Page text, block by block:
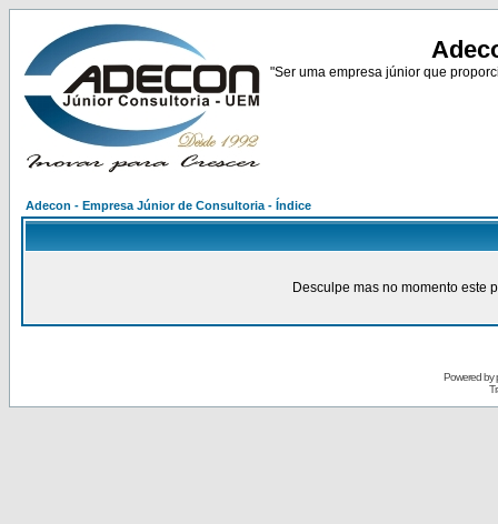
"Ser uma empresa júnior que
Adecon - Empresa Júnior de Consultoria - Índice
Desculpe mas no momento este
Powered by